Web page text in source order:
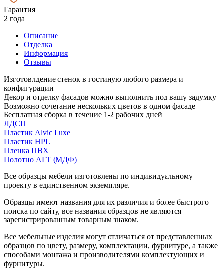
Гарантия
2 года
Описание
Отделка
Информация
Отзывы
Изготовлдение стенок в гостиную любого размера и
конфигурации
Декор и отделку фасадов можно выполнить под вашу задумку
Возможно сочетание нескольких цветов в одном фасаде
Бесплатная сборка в течение 1-2 рабочих дней
ЛДСП
Пластик Alvic Luxe
Пластик HPL
Пленка ПВХ
Полотно АГТ (МДФ)
Все образцы мебели изготовлены по индивидуальному
проекту в единственном экземпляре.
Образцы имеют названия для их различия и более быстрого
поиска по сайту, все названия образцов не являются
зарегистрированным товарным знаком.
Все мебельные изделия могут отличаться от представленных
образцов по цвету, размеру, комплектации, фурнитуре, а также
способами монтажа и производителями комплектующих и
фурнитуры.